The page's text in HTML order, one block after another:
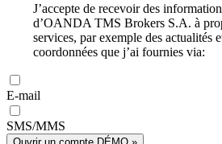
J’accepte de recevoir des
d’OANDA TMS Brokers S.A. à
services, par exemple des actualités
coordonnées que j’ai fournies via:
E-mail
SMS/MMS